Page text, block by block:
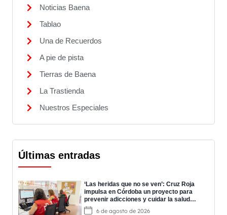
Noticias Baena
Tablao
Una de Recuerdos
A pie de pista
Tierras de Baena
La Trastienda
Nuestros Especiales
Últimas entradas
‘Las heridas que no se ven’: Cruz Roja
impulsa en Córdoba un proyecto para
prevenir adicciones y cuidar la salud
mental
6 de agosto de 2026